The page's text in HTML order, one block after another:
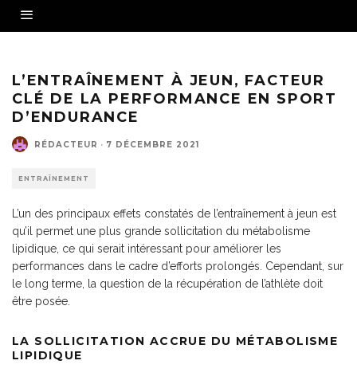
L’ENTRAÎNEMENT À JEUN, FACTEUR
CLÉ DE LA PERFORMANCE EN SPORT
D’ENDURANCE
RÉDACTEUR · 7 DÉCEMBRE 2021
ENTRAÎNEMENT
L’un des principaux effets constatés de l’entraînement à jeun est
qu’il permet une plus grande sollicitation du métabolisme
lipidique, ce qui serait intéressant pour améliorer les
performances dans le cadre d’efforts prolongés. Cependant, sur
le long terme, la question de la récupération de l’athlète doit
être posée.
LA SOLLICITATION ACCRUE DU MÉTABOLISME
LIPIDIQUE